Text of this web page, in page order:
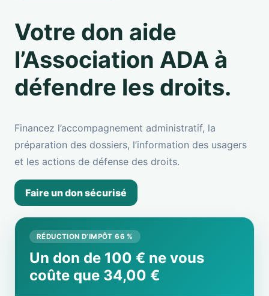
Votre don aide
l’Association ADA à
défendre les droits.
Financez l’accompagnement administratif, la
préparation des dossiers, l’information des usagers
et les actions de défense des droits.
Faire un don sécurisé
RÉDUCTION D’IMPÔT 66 %
Un don de 100 € ne vous
coûte que 34,00 €